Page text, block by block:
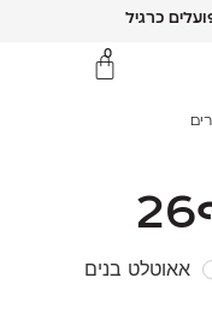
כרגיל
0
אאוטלט בנים